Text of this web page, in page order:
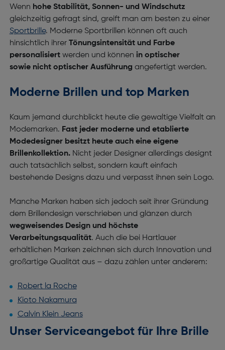
Wenn hohe Stabilität, Sonnen- und Windschutz
gleichzeitig gefragt sind, greift man am besten zu einer
Sportbrille. Moderne Sportbrillen können oft auch
hinsichtlich ihrer Tönungsintensität und Farbe
personalisiertwerden und können in optischer
sowie nicht optischerAusführung angefertigt werden.
Moderne Brillen und top Marken
Kaum jemand durchblickt heute die gewaltige Vielfalt an
Modemarken. Fast jeder moderne und etablierte
Modedesigner besitzt heute auch eine eigene
Brillenkollektion.Nicht jeder Designer allerdings designt
auch tatsächlich selbst, sondern kauft einfach
bestehende Designs dazu und verpasst ihnen sein Logo.
Manche Marken haben sich jedoch seit ihrer Gründung
dem Brillendesign verschrieben und glänzen durch
wegweisendes Design und höchste
Verarbeitungsqualität. Auch die bei Hartlauer
erhältlichen Marken zeichnen sich durch Innovation und
großartige Qualität aus – dazu zählen unter anderem:
Robert la Roche
Kioto Nakamura
Calvin Klein Jeans
Unser Serviceangebot für Ihre Brille